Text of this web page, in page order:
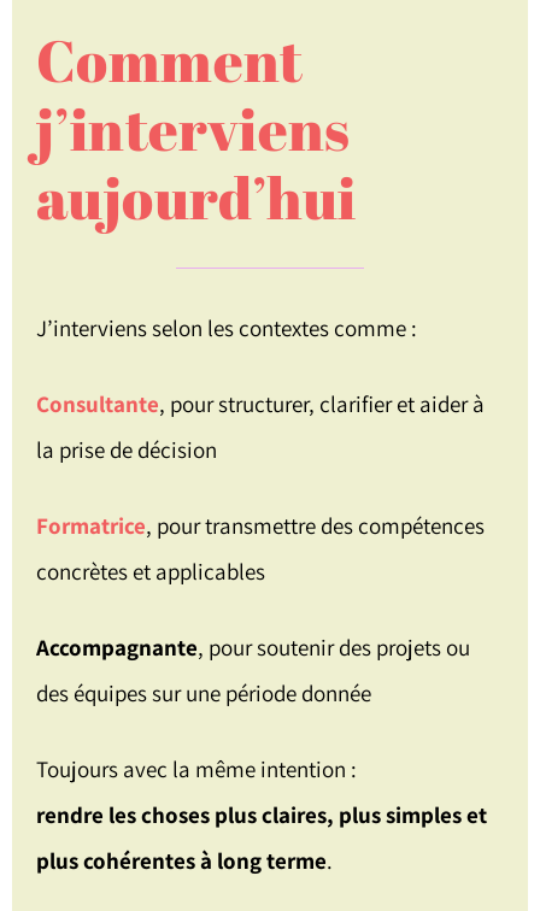
Comment
j’interviens
aujourd’hui
J’interviens selon les contextes comme :
Consultante, pour structurer, clarifier et aider à
la prise de décision
Formatrice, pour transmettre des compétences
concrètes et applicables
Accompagnante, pour soutenir des projets ou
des équipes sur une période donnée
Toujours avec la même intention :
rendre les choses plus claires, plus simples et
plus cohérentes à long terme.